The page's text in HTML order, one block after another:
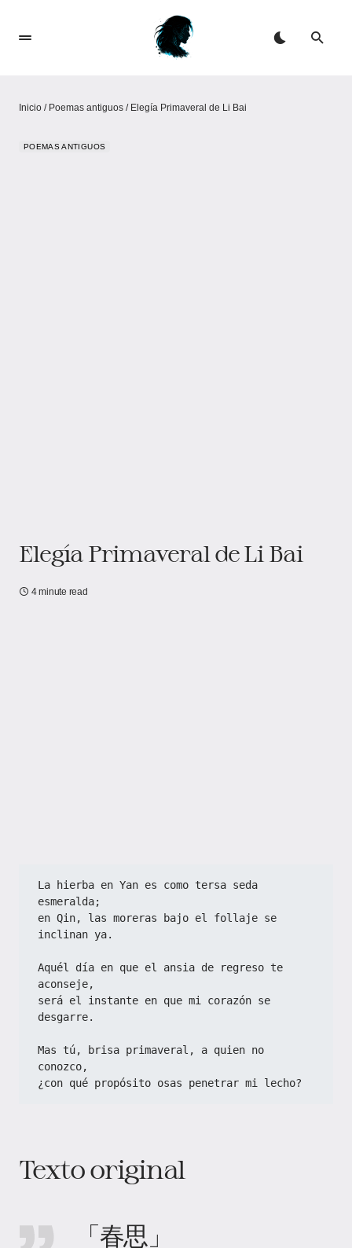
Inicio / Poemas antiguos / Elegía Primaveral de Li Bai
POEMAS ANTIGUOS
Elegía Primaveral de Li Bai
4 minute read
La hierba en Yan es como tersa seda
esmeralda;
en Qin, las moreras bajo el follaje se
inclinan ya.
Aquél día en que el ansia de regreso te
aconseje,
será el instante en que mi corazón se
desgarre.
Mas tú, brisa primaveral, a quien no
conozco,
¿con qué propósito osas penetrar mi lecho?
Texto original
「春思」